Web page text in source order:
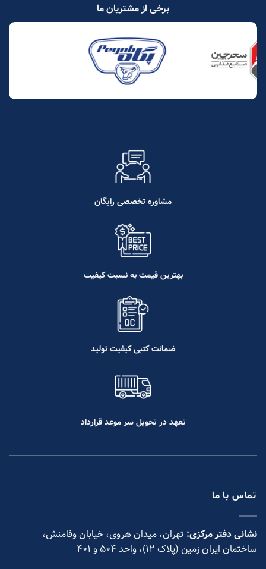
برخی از مشتریان ما
مشاوره تخصصی رایگان
بهترین قیمت به نسبت کیفیت
ضمانت کتبی کیفیت تولید
تعهد در تحویل سر موعد قرارداد
تماس با ما
نشانی دفتر مرکزی: تهران، میدان هروی، خیابان وفامنش،
ساختمان ایران زمین (پلاک ۱۲)، واحد ۵۰۴ و ۴۰۱